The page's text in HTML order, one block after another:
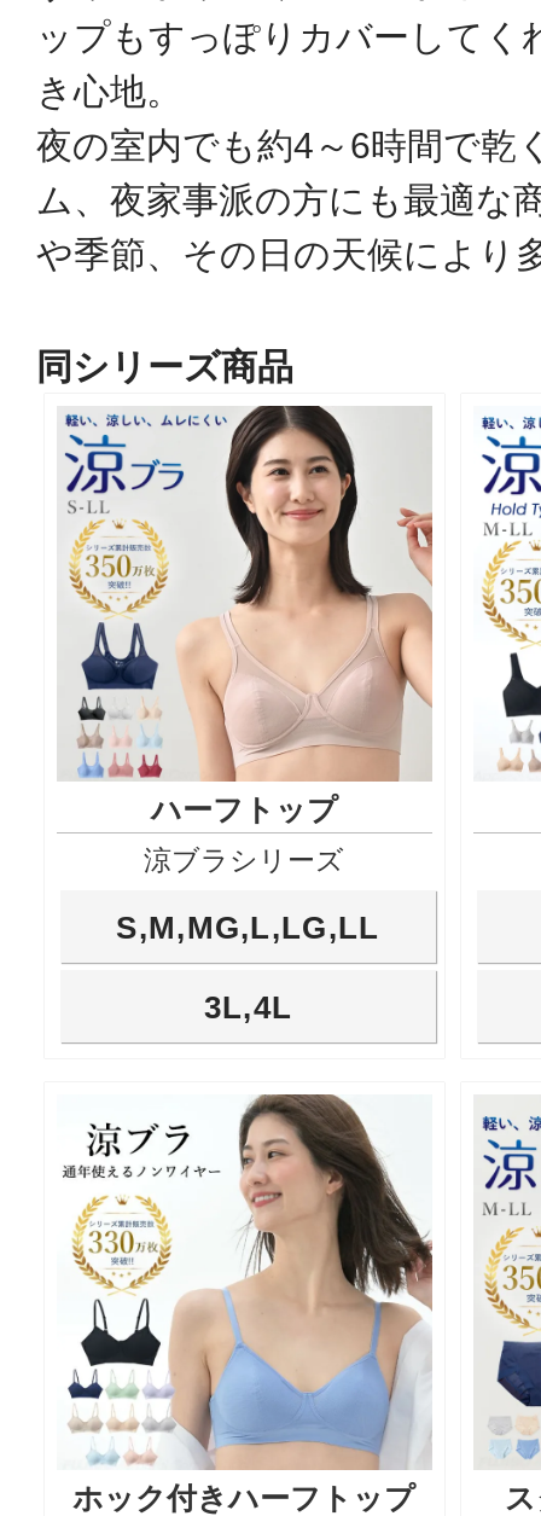
ップもすっぽりカバーしてく
き心地。
夜の室内でも約4～6時間で乾
ム、夜家事派の方にも最適な
や季節、その日の天候により
同シリーズ商品
ハーフトップ
涼ブラシリーズ
S,M,MG,L,LG,LL
3L,4L
ホック付きハーフトップ